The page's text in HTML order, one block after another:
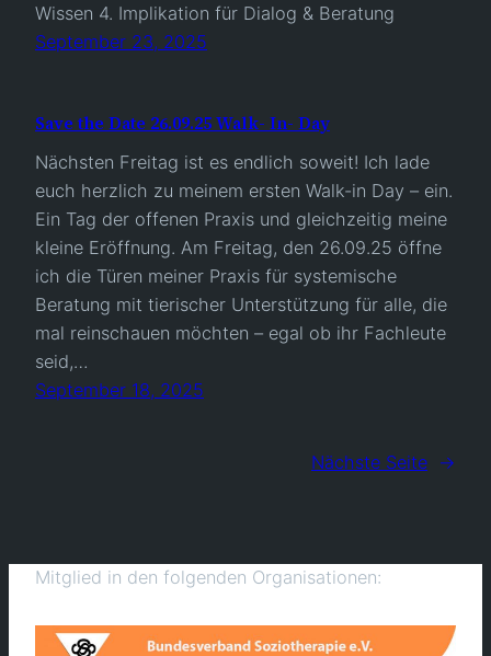
Wissen 4. Implikation für Dialog & Beratung
September 23, 2025
Save the Date 26.09.25 Walk- In- Day
Nächsten Freitag ist es endlich soweit! Ich lade
euch herzlich zu meinem ersten Walk-in Day – ein.
Ein Tag der offenen Praxis und gleichzeitig meine
kleine Eröffnung. Am Freitag, den 26.09.25 öffne
ich die Türen meiner Praxis für systemische
Beratung mit tierischer Unterstützung für alle, die
mal reinschauen möchten – egal ob ihr Fachleute
seid,…
September 18, 2025
Nächste Seite →
Mitglied in den folgenden Organisationen: